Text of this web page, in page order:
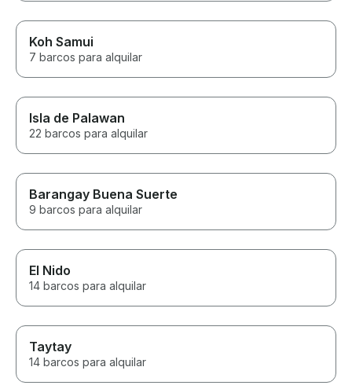
Koh Samui
7 barcos para alquilar
Isla de Palawan
22 barcos para alquilar
Barangay Buena Suerte
9 barcos para alquilar
El Nido
14 barcos para alquilar
Taytay
14 barcos para alquilar